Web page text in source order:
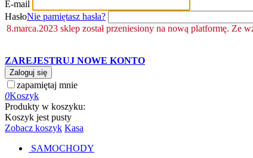
E-mail
HasłoNie pamiętasz hasła?
8.marca.2023 sklep został przeniesiony na nową platformę. Ze
ZAREJESTRUJ NOWE KONTO
Zaloguj się
zapamiętaj mnie
0Koszyk
Produkty w koszyku:
Koszyk jest pusty
Zobacz koszyk Kasa
SAMOCHODY